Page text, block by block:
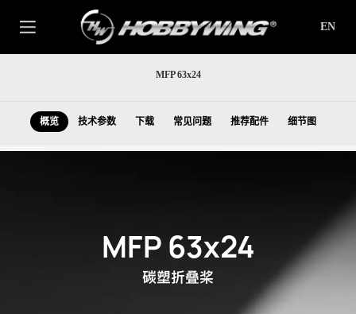
EN
MFP 63x24
概览 技术参数 下载 常见问题 推荐配件 细节图
MFP 63x24
碳塑折叠桨